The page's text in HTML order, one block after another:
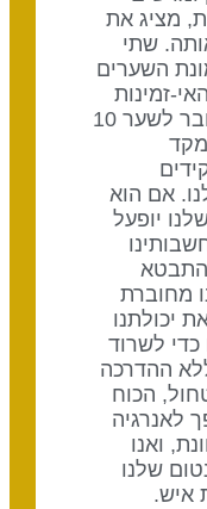
מציג את
שתי
השערים
זמינות
של כוחו לאחרים. אם הוא מחובר לשער 10
אם הוא
שלנו יופעל
מחוברת
יכולתנו
לשרוד
ההדרכה
הכוח
לאנרגיה
ואנו
שלנו